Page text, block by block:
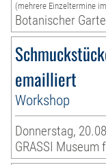
(mehrere Einzeltermine
Botanischer
emailliert
Workshop
Donnerstag,
GRASSI